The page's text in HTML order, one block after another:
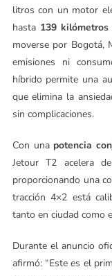
litros con un motor
hasta 139
moverse por Bogotá,
emisiones ni
híbrido permite una
que elimina la
sin complicaciones.
Con una potencia
Jetour T2 acelera
proporcionando una
tracción 4×2 está
tanto en ciudad como
Durante el anuncio
afirmó: “Este es el